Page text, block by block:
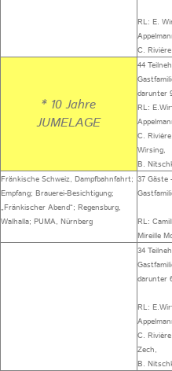
RL: E.
C.
* 10 Jahre
JUMELAGE
44
darunter
RL:
C.
Wirsing,
B.
Fränkische Schweiz, Dampfbahnfahrt;
Empfang; Brauerei-Besichtigung;
„Fränkischer Abend“; Regensburg,
Walhalla; PUMA, Nürnberg
37 Gäste
RL:
Mireille
34
darunter
RL:
C.
Zech,
B.